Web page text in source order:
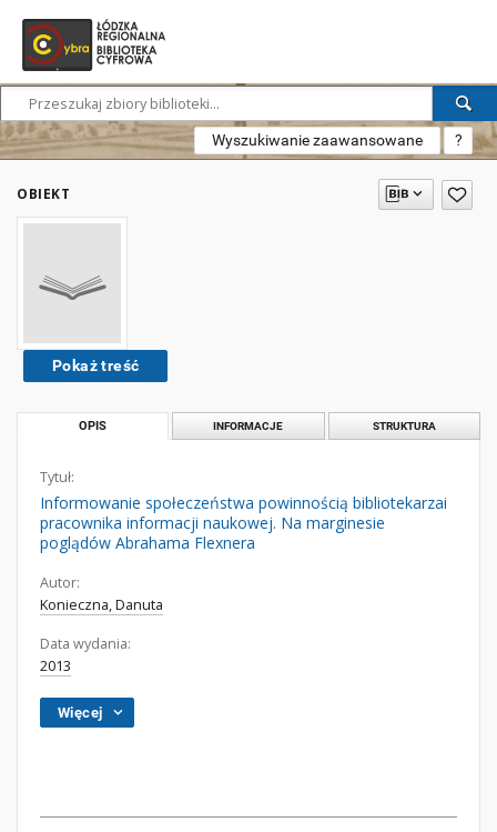
Wyszukiwanie zaawansowane ?
OBIEKT
Pokaż treść
OPIS INFORMACJE STRUKTURA
Tytuł:
Informowanie społeczeństwa powinnością bibliotekarzai
pracownika informacji naukowej. Na marginesie
poglądów Abrahama Flexnera
Autor:
Konieczna, Danuta
Data wydania:
2013
Więcej